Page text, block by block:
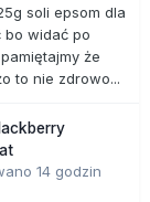
soli epsom dla
bo widać po
że
to nie zdrowo...
14 godzin